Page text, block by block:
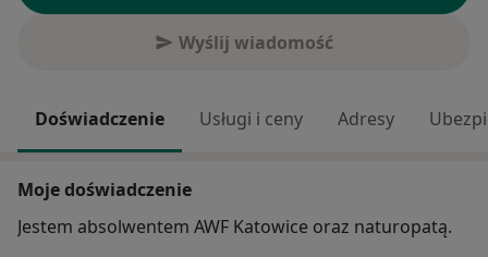
Wyślij wiadomość
Doświadczenie Usługi i ceny Adresy
Moje doświadczenie
Jestem absolwentem AWF Katowice oraz naturopatą.